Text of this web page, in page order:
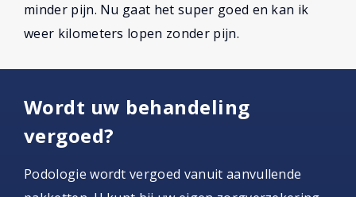
minder pijn. Nu gaat het super goed en kan ik
weer kilometers lopen zonder pijn.
Wordt uw behandeling
vergoed?
Podologie wordt vergoed vanuit aanvullende